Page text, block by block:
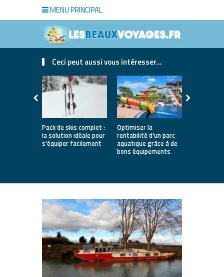
MENU PRINCIPAL
Ceci peut aussi vous intéresser...
Pack de skis complet :
la solution idéale pour
s’équiper facilement
Optimiser la
rentabilité d’un parc
aquatique grâce à de
bons équipements